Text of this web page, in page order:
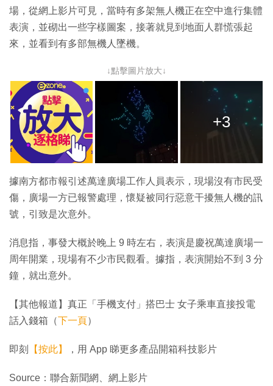
場，從網上影片可見，當時有多架無人機正在空中進行集體
表演，並砌出一些字樣圖案，接著就見到地面人群慌張起
來，並看到有多部無機人墜機。
↓點擊圖片放大↓
+3
據南方都市報引述萬達廣場工作人員表示，現場沒有市民受
傷，廣場一方已報警處理，懷疑被同行惡意干擾無人機的訊
號，引致是次意外。
消息指，事發大概於晚上 9 時左右，表演是慶祝萬達廣場一
周年開業，現場有不少市民觀看。據指，表演開始不到 3 分
鐘，就出意外。
【其他報道】真正「手機支付」搭巴士 女子乘車直接投電
話入錢箱（下一頁）
即刻 【按此】 ，用 App 睇更多產品開箱科技影片
Source：聯合新聞網、網上影片